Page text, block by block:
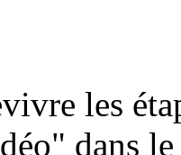
les
dans